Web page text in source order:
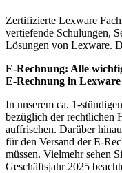
Zertifizierte Lexware
vertiefende Schulungen,
Lösungen von Lexware.
E-Rechnung: Alle
E-Rechnung in Lexware
In unserem ca. 1-
bezüglich der rechtlichen
auffrischen. Darüber
für den Versand der E-
müssen. Vielmehr sehen
Geschäftsjahr 2025